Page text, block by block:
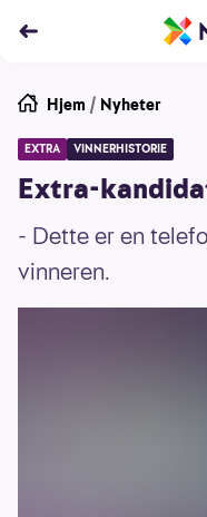
Hjem / Nyheter
EXTRA VINNERHISTORIE
Extra-
- Dette er en
vinneren.